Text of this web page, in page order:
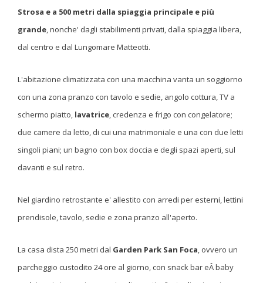
Strosa e a 500 metri dalla spiaggia principale e più
grande, nonche' dagli stabilimenti privati, dalla spiaggia libera,
dal centro e dal Lungomare Matteotti.
L'abitazione climatizzata con una macchina vanta un soggiorno
con una zona pranzo con tavolo e sedie, angolo cottura, TV a
schermo piatto, lavatrice, credenza e frigo con congelatore;
due camere da letto, di cui una matrimoniale e una con due letti
singoli piani; un bagno con box doccia e degli spazi aperti, sul
davanti e sul retro.
Nel giardino retrostante e' allestito con arredi per esterni, lettini
prendisole, tavolo, sedie e zona pranzo all'aperto.
La casa dista 250 metri dal Garden Park San Foca, ovvero un
parcheggio custodito 24 ore al giorno, con snack bar eÂ baby